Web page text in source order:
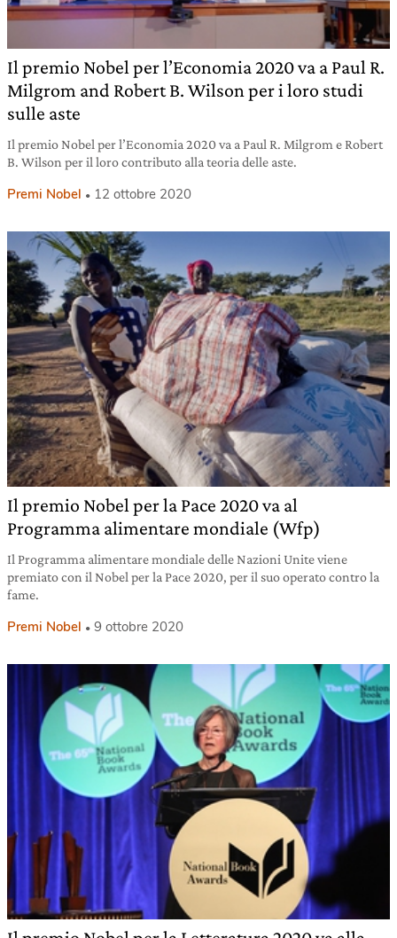
Il premio Nobel per l’Economia 2020 va a Paul R.
Milgrom and Robert B. Wilson per i loro studi
sulle aste
Il premio Nobel per l’Economia 2020 va a Paul R. Milgrom e Robert
B. Wilson per il loro contributo alla teoria delle aste.
Premi Nobel 12 ottobre 2020
Il premio Nobel per la Pace 2020 va al
Programma alimentare mondiale (Wfp)
Il Programma alimentare mondiale delle Nazioni Unite viene
premiato con il Nobel per la Pace 2020, per il suo operato contro la
fame.
Premi Nobel 9 ottobre 2020